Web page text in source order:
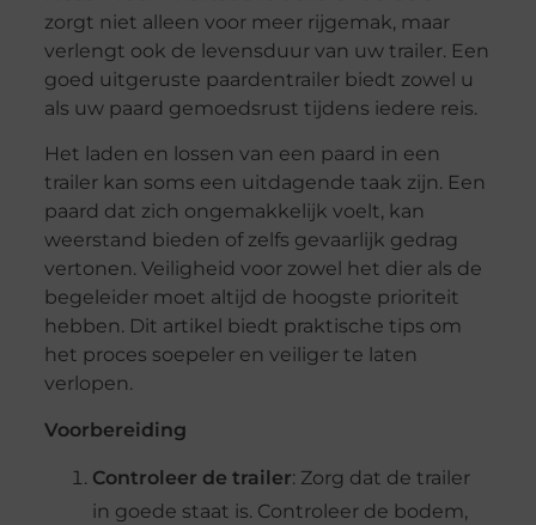
zorgt niet alleen voor meer rijgemak, maar
verlengt ook de levensduur van uw trailer. Een
goed uitgeruste paardentrailer biedt zowel u
als uw paard gemoedsrust tijdens iedere reis.
Het laden en lossen van een paard in een
trailer kan soms een uitdagende taak zijn. Een
paard dat zich ongemakkelijk voelt, kan
weerstand bieden of zelfs gevaarlijk gedrag
vertonen. Veiligheid voor zowel het dier als de
begeleider moet altijd de hoogste prioriteit
hebben. Dit artikel biedt praktische tips om
het proces soepeler en veiliger te laten
verlopen.
Voorbereiding
Controleer de trailer: Zorg dat de trailer
in goede staat is. Controleer de bodem,